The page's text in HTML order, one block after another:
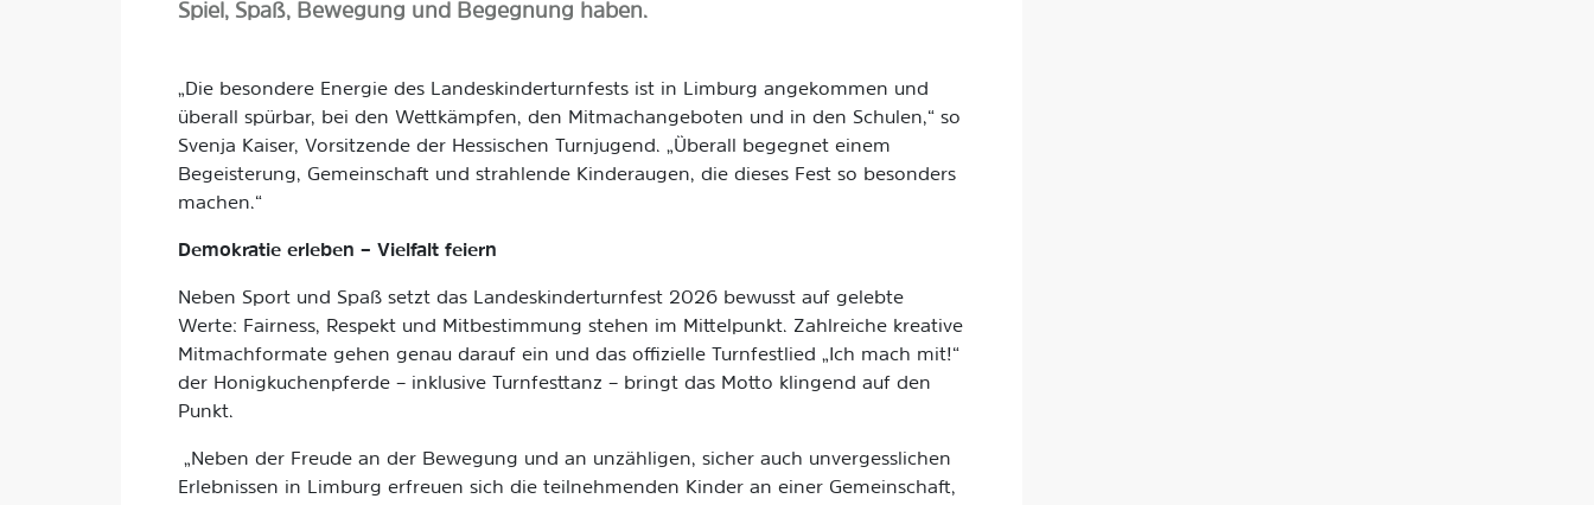
Spiel, Spaß, Bewegung und Begegnung haben.
„Die besondere Energie des Landeskinderturnfests ist in Limburg angekommen und
überall spürbar, bei den Wettkämpfen, den Mitmachangeboten und in den Schulen,“ so
Svenja Kaiser, Vorsitzende der Hessischen Turnjugend. „Überall begegnet einem
Begeisterung, Gemeinschaft und strahlende Kinderaugen, die dieses Fest so besonders
machen.“
Demokratie erleben – Vielfalt feiern
Neben Sport und Spaß setzt das Landeskinderturnfest 2026 bewusst auf gelebte
Werte: Fairness, Respekt und Mitbestimmung stehen im Mittelpunkt. Zahlreiche kreative
Mitmachformate gehen genau darauf ein und das offizielle Turnfestlied „Ich mach mit!“
der Honigkuchenpferde – inklusive Turnfesttanz – bringt das Motto klingend auf den
Punkt.
„Neben der Freude an der Bewegung und an unzähligen, sicher auch unvergesslichen
Erlebnissen in Limburg erfreuen sich die teilnehmenden Kinder an einer Gemeinschaft,